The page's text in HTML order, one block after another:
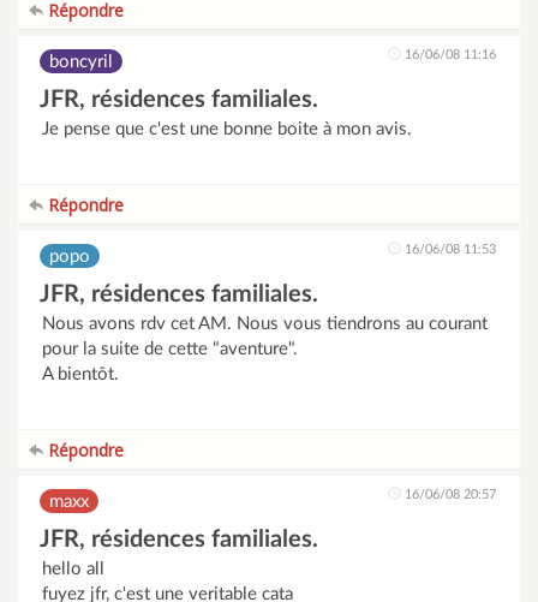
Répondre
boncyril 16/06/08 11:16
JFR, résidences familiales.
Je pense que c'est une bonne boite à mon avis.
Répondre
popo 16/06/08 11:53
JFR, résidences familiales.
Nous avons rdv cet AM. Nous vous tiendrons au courant
pour la suite de cette "aventure".
A bientôt.
Répondre
maxx 16/06/08 20:57
JFR, résidences familiales.
hello all
fuyez jfr, c'est une veritable cata